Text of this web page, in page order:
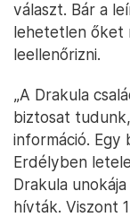
választ. Bár a
lehetetlen őket
leellenőrizni.
„A Drakula
biztosat
információ. Egy
Erdélyben
Drakula
hívták. Viszont